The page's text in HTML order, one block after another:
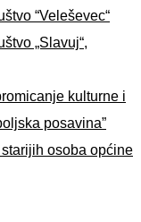
“Veleševec“
„Slavuj“,
kulturne i
posavina”
osoba općine